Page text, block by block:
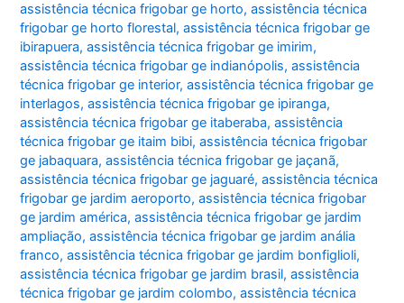
assistência técnica frigobar ge horto,assistência técnica
frigobar ge horto florestal,assistência técnica frigobar ge
ibirapuera,assistência técnica frigobar ge imirim,
assistência técnica frigobar ge indianópolis,assistência
técnica frigobar ge interior,assistência técnica frigobar ge
interlagos,assistência técnica frigobar ge ipiranga,
assistência técnica frigobar ge itaberaba,assistência
técnica frigobar ge itaim bibi,assistência técnica frigobar
ge jabaquara,assistência técnica frigobar ge jaçanã,
assistência técnica frigobar ge jaguaré,assistência técnica
frigobar ge jardim aeroporto,assistência técnica frigobar
ge jardim américa,assistência técnica frigobar ge jardim
ampliação,assistência técnica frigobar ge jardim anália
franco,assistência técnica frigobar ge jardim bonfiglioli,
assistência técnica frigobar ge jardim brasil,assistência
técnica frigobar ge jardim colombo,assistência técnica